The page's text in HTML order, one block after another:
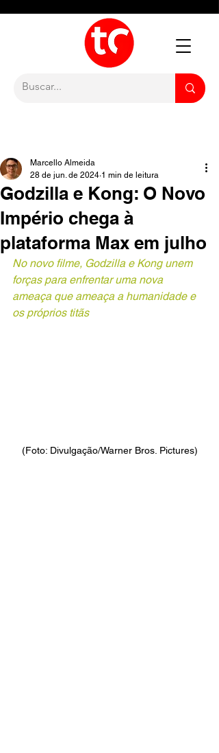
Godzilla e Kong: O Novo
Império chega à
plataforma Max em julho
Marcello Almeida
28 de jun. de 2024 1 min de leitura
No novo filme, Godzilla e Kong unem
forças para enfrentar uma nova
ameaça que ameaça a humanidade e
os próprios titãs
(Foto: Divulgação/Warner Bros. Pictures)